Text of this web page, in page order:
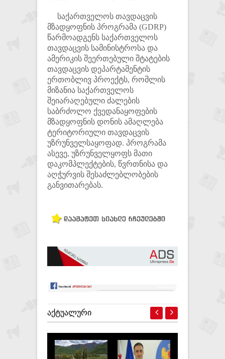
საქართველოს თავდაცვის
მზადყოფნის პროგრამა (GDRP)
წარმოადგენს საქართველოს
თავდაცვის სამინისტროსა და
ამერიკის შეერთებული შტატების
თავდაცვის დეპარტამენტის
ერთობლივ პროექტს, რომლის
მიზანია საქართველოს
შეიარაღებული ძალების
საბრძოლო ქვედანაყოფების
მზადყოფნის დონის ამაღლება
ტერიტორიული თავდაცვის
უზრუნველსაყოფად. პროგრამა
ასევე, უზრუნველყოფს მათი
დაკომპლექტების, წვრთნისა და
აღჭურვის შესაძლებლობების
განვითარებას.
ᲐᲥᲢᲣᲐᲚᲣᲠᲘ